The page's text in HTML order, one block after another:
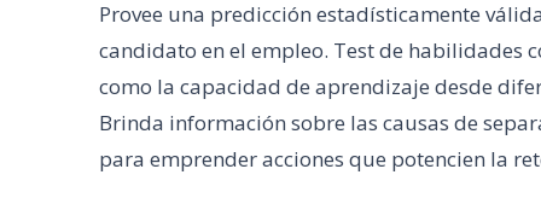
Provee una predicción estadísticamente
candidato en el empleo. Test de habilidades
como la capacidad de aprendizaje desde
Brinda información sobre las causas de
para emprender acciones que potencien la